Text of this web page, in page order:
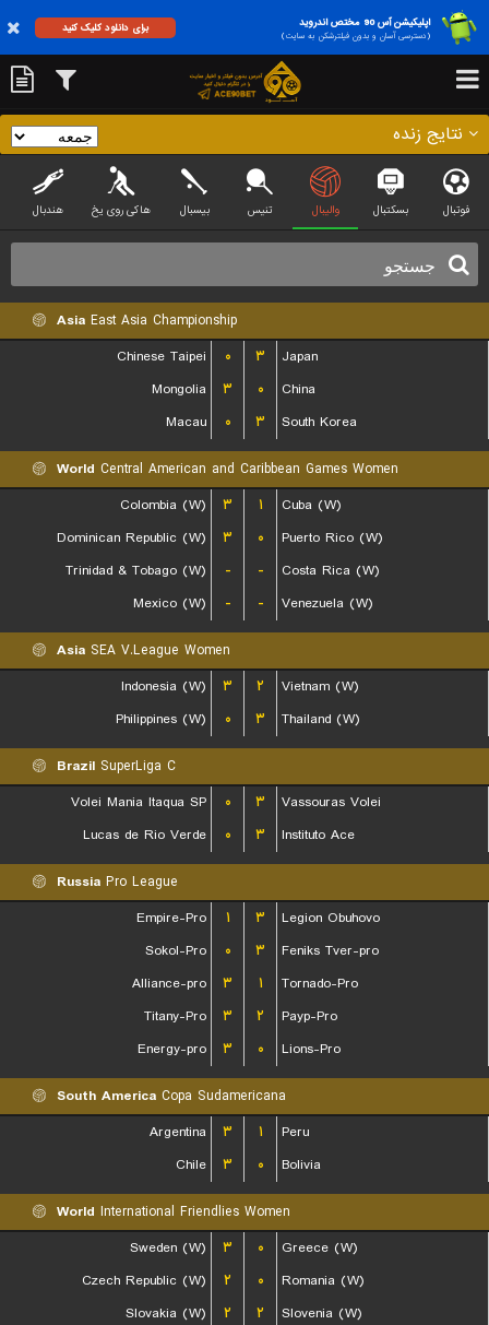
اپلیکیشن آس 90 مختص اندروید
(دسترسی آسان و بدون فیلترشکن به سایت)
برای دانلود کلیک کنید
نتایج زنده
فوتبال بسکتبال والیبال تنیس بیسبال هاکی روی یخ هندبال
Asia East Asia Championship
Chinese Taipei
۰ ۳
Japan
Mongolia
۳ ۰
China
Macau
۰ ۳ South Korea
World Central American and Caribbean Games Women
Colombia (W)
۳ ۱
Cuba (W)
Dominican Republic (W)
۳ ۰
Puerto Rico (W)
Trinidad & Tobago (W)
- -
Costa Rica (W)
Mexico (W)
- - Venezuela (W)
Asia SEA V.League Women
Indonesia (W)
۳ ۲
Vietnam (W)
Philippines (W)
۰ ۳ Thailand (W)
Brazil SuperLiga C
Volei Mania Itaqua SP
۰ ۳
Vassouras Volei
Lucas de Rio Verde
۰ ۳ Instituto Ace
Russia Pro League
Empire-Pro
۱ ۳
Legion Obuhovo
Sokol-Pro
۰ ۳
Feniks Tver-pro
Alliance-pro
۳ ۱
Tornado-Pro
Titany-Pro
۳ ۲
Payp-Pro
Energy-pro
۳ ۰ Lions-Pro
South America Copa Sudamericana
Argentina
۳ ۱
Peru
Chile
۳ ۰ Bolivia
World International Friendlies Women
Sweden (W)
۳ ۰
Greece (W)
Czech Republic (W)
۲ ۰
Romania (W)
Slovakia (W)
۲ ۲ Slovenia (W)